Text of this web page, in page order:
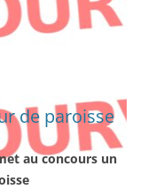
de paroisse
au concours un